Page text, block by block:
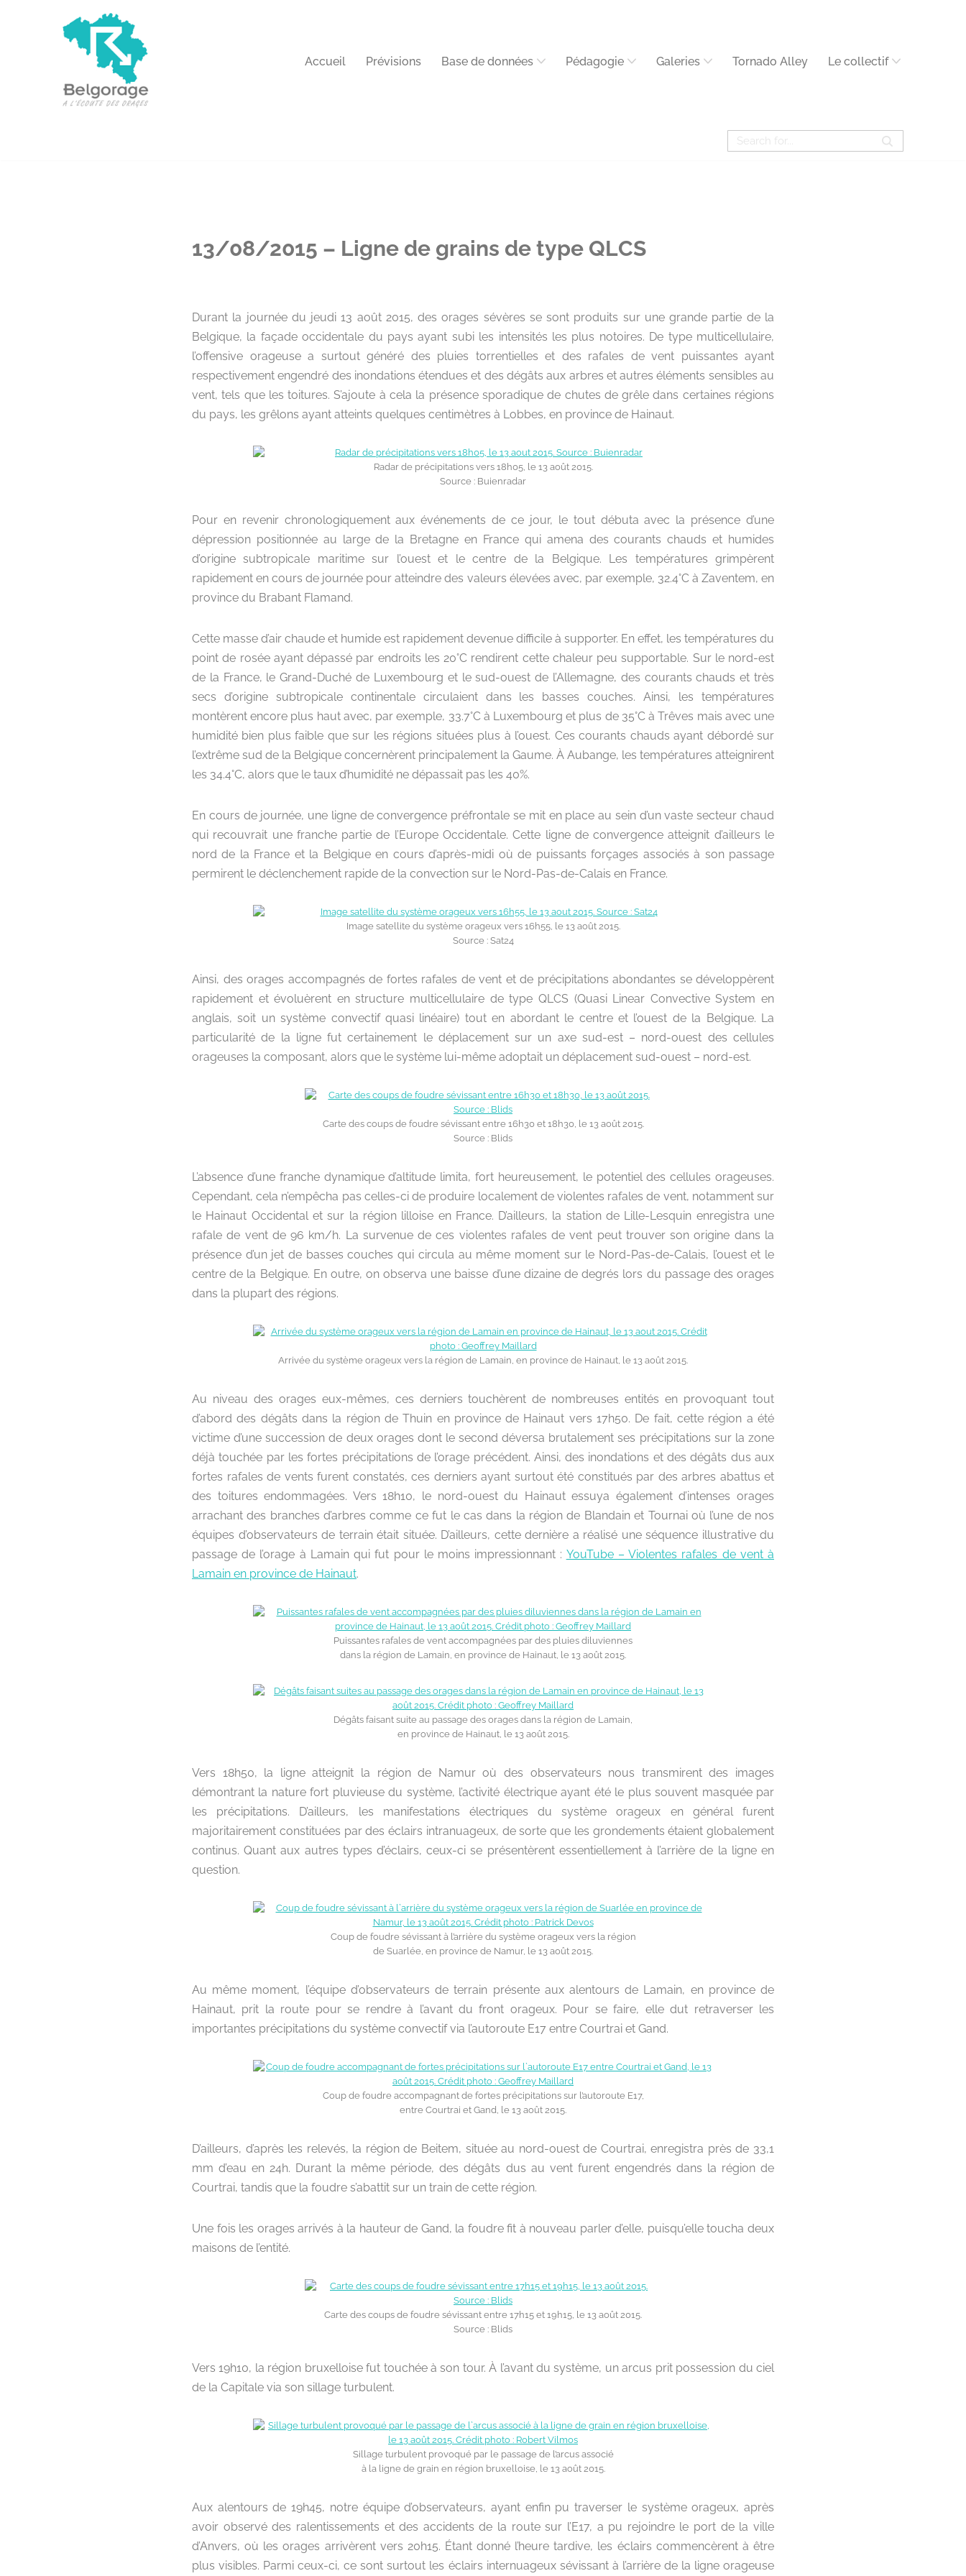
Accueil Prévisions Base de données Pédagogie Galeries Tornado Alley Le collectif
13/08/2015 – Ligne de grains de type QLCS
Durant la journée du jeudi 13 août 2015, des orages sévères se sont produits sur une grande partie de la
Belgique, la façade occidentale du pays ayant subi les intensités les plus notoires. De type multicellulaire,
l’offensive orageuse a surtout généré des pluies torrentielles et des rafales de vent puissantes ayant
respectivement engendré des inondations étendues et des dégâts aux arbres et autres éléments sensibles au
vent, tels que les toitures. S’ajoute à cela la présence sporadique de chutes de grêle dans certaines régions
du pays, les grêlons ayant atteints quelques centimètres à Lobbes, en province de Hainaut.
Radar de précipitations vers 18h05, le 13 août 2015.
Source : Buienradar
Pour en revenir chronologiquement aux événements de ce jour, le tout débuta avec la présence d’une
dépression positionnée au large de la Bretagne en France qui amena des courants chauds et humides
d’origine subtropicale maritime sur l’ouest et le centre de la Belgique. Les températures grimpèrent
rapidement en cours de journée pour atteindre des valeurs élevées avec, par exemple, 32.4°C à Zaventem, en
province du Brabant Flamand.
Cette masse d’air chaude et humide est rapidement devenue difficile à supporter. En effet, les températures du
point de rosée ayant dépassé par endroits les 20°C rendirent cette chaleur peu supportable. Sur le nord-est
de la France, le Grand-Duché de Luxembourg et le sud-ouest de l’Allemagne, des courants chauds et très
secs d’origine subtropicale continentale circulaient dans les basses couches. Ainsi, les températures
montèrent encore plus haut avec, par exemple, 33.7°C à Luxembourg et plus de 35°C à Trêves mais avec une
humidité bien plus faible que sur les régions situées plus à l’ouest. Ces courants chauds ayant débordé sur
l’extrême sud de la Belgique concernèrent principalement la Gaume. À Aubange, les températures atteignirent
les 34.4°C, alors que le taux d’humidité ne dépassait pas les 40%.
En cours de journée, une ligne de convergence préfrontale se mit en place au sein d’un vaste secteur chaud
qui recouvrait une franche partie de l’Europe Occidentale. Cette ligne de convergence atteignit d’ailleurs le
nord de la France et la Belgique en cours d’après-midi où de puissants forçages associés à son passage
permirent le déclenchement rapide de la convection sur le Nord-Pas-de-Calais en France.
Image satellite du système orageux vers 16h55, le 13 août 2015.
Source : Sat24
Ainsi, des orages accompagnés de fortes rafales de vent et de précipitations abondantes se développèrent
rapidement et évoluèrent en structure multicellulaire de type QLCS (Quasi Linear Convective System en
anglais, soit un système convectif quasi linéaire) tout en abordant le centre et l’ouest de la Belgique. La
particularité de la ligne fut certainement le déplacement sur un axe sud-est – nord-ouest des cellules
orageuses la composant, alors que le système lui-même adoptait un déplacement sud-ouest – nord-est.
Carte des coups de foudre sévissant entre 16h30 et 18h30, le 13 août 2015.
Source : Blids
L’absence d’une franche dynamique d’altitude limita, fort heureusement, le potentiel des cellules orageuses.
Cependant, cela n’empêcha pas celles-ci de produire localement de violentes rafales de vent, notamment sur
le Hainaut Occidental et sur la région lilloise en France. D’ailleurs, la station de Lille-Lesquin enregistra une
rafale de vent de 96 km/h. La survenue de ces violentes rafales de vent peut trouver son origine dans la
présence d’un jet de basses couches qui circula au même moment sur le Nord-Pas-de-Calais, l’ouest et le
centre de la Belgique. En outre, on observa une baisse d’une dizaine de degrés lors du passage des orages
dans la plupart des régions.
Arrivée du système orageux vers la région de Lamain, en province de Hainaut, le 13 août 2015.
Au niveau des orages eux-mêmes, ces derniers touchèrent de nombreuses entités en provoquant tout
d’abord des dégâts dans la région de Thuin en province de Hainaut vers 17h50. De fait, cette région a été
victime d’une succession de deux orages dont le second déversa brutalement ses précipitations sur la zone
déjà touchée par les fortes précipitations de l’orage précédent. Ainsi, des inondations et des dégâts dus aux
fortes rafales de vents furent constatés, ces derniers ayant surtout été constitués par des arbres abattus et
des toitures endommagées. Vers 18h10, le nord-ouest du Hainaut essuya également d’intenses orages
arrachant des branches d’arbres comme ce fut le cas dans la région de Blandain et Tournai où l’une de nos
équipes d’observateurs de terrain était située. D’ailleurs, cette dernière a réalisé une séquence illustrative du
passage de l’orage à Lamain qui fut pour le moins impressionnant : YouTube – Violentes rafales de vent à
Lamain en province de Hainaut.
Puissantes rafales de vent accompagnées par des pluies diluviennes
dans la région de Lamain, en province de Hainaut, le 13 août 2015.
Dégâts faisant suite au passage des orages dans la région de Lamain,
en province de Hainaut, le 13 août 2015.
Vers 18h50, la ligne atteignit la région de Namur où des observateurs nous transmirent des images
démontrant la nature fort pluvieuse du système, l’activité électrique ayant été le plus souvent masquée par
les précipitations. D’ailleurs, les manifestations électriques du système orageux en général furent
majoritairement constituées par des éclairs intranuageux, de sorte que les grondements étaient globalement
continus. Quant aux autres types d’éclairs, ceux-ci se présentèrent essentiellement à l’arrière de la ligne en
question.
Coup de foudre sévissant à l’arrière du système orageux vers la région
de Suarlée, en province de Namur, le 13 août 2015.
Au même moment, l’équipe d’observateurs de terrain présente aux alentours de Lamain, en province de
Hainaut, prit la route pour se rendre à l’avant du front orageux. Pour se faire, elle dut retraverser les
importantes précipitations du système convectif via l’autoroute E17 entre Courtrai et Gand.
Coup de foudre accompagnant de fortes précipitations sur l’autoroute E17,
entre Courtrai et Gand, le 13 août 2015.
D’ailleurs, d’après les relevés, la région de Beitem, située au nord-ouest de Courtrai, enregistra près de 33,1
mm d’eau en 24h. Durant la même période, des dégâts dus au vent furent engendrés dans la région de
Courtrai, tandis que la foudre s’abattit sur un train de cette région.
Une fois les orages arrivés à la hauteur de Gand, la foudre fit à nouveau parler d’elle, puisqu’elle toucha deux
maisons de l’entité.
Carte des coups de foudre sévissant entre 17h15 et 19h15, le 13 août 2015.
Source : Blids
Vers 19h10, la région bruxelloise fut touchée à son tour. À l’avant du système, un arcus prit possession du ciel
de la Capitale via son sillage turbulent.
Sillage turbulent provoqué par le passage de l’arcus associé
à la ligne de grain en région bruxelloise, le 13 août 2015.
Aux alentours de 19h45, notre équipe d’observateurs, ayant enfin pu traverser le système orageux, après
avoir observé des ralentissements et des accidents de la route sur l’E17, a pu rejoindre le port de la ville
d’Anvers, où les orages arrivèrent vers 20h15. Étant donné l’heure tardive, les éclairs commencèrent à être
plus visibles. Parmi ceux-ci, ce sont surtout les éclairs internuageux sévissant à l’arrière de la ligne orageuse